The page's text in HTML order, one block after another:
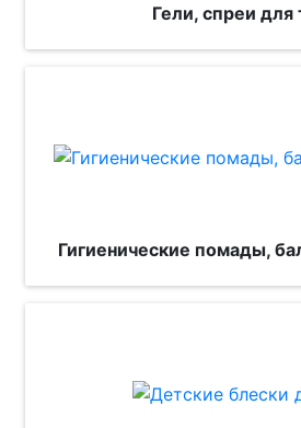
Гели, спреи для
Гигиенические помады,